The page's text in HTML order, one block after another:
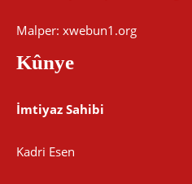
Malper: xwebun1.org
Kûnye
İmtiyaz Sahibi
Kadri Esen